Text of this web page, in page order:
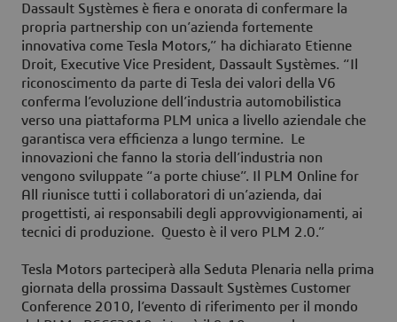
Dassault Systèmes è fiera e onorata di confermare la
propria partnership con un’azienda fortemente
innovativa come Tesla Motors,” ha dichiarato Etienne
Droit, Executive Vice President, Dassault Systèmes. “Il
riconoscimento da parte di Tesla dei valori della V6
conferma l’evoluzione dell’industria automobilistica
verso una piattaforma PLM unica a livello aziendale che
garantisca vera efficienza a lungo termine. Le
innovazioni che fanno la storia dell’industria non
vengono sviluppate “a porte chiuse”. Il PLM Online for
All riunisce tutti i collaboratori di un’azienda, dai
progettisti, ai responsabili degli approvvigionamenti, ai
tecnici di produzione. Questo è il vero PLM 2.0.”
Tesla Motors parteciperà alla Seduta Plenaria nella prima
giornata della prossima Dassault Systèmes Customer
Conference 2010, l’evento di riferimento per il mondo